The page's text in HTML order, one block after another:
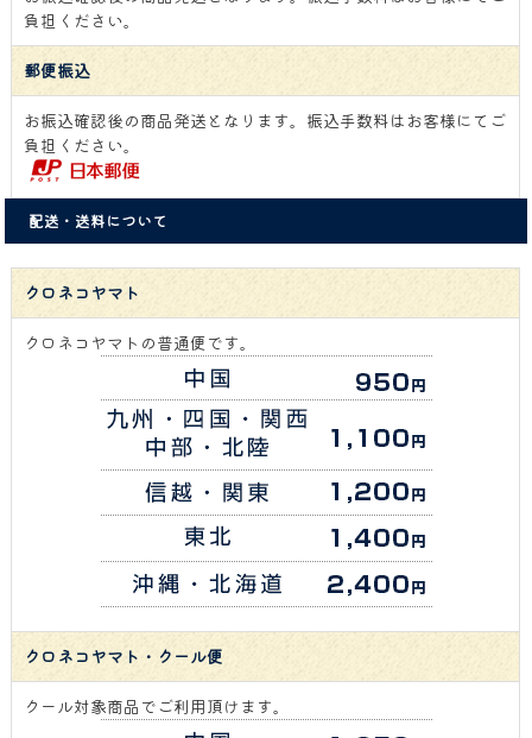
負担ください。
郵便振込
お振込確認後の商品発送となります。振込手数料はお客様にてご
負担ください。
配送・送料について
クロネコヤマト
クロネコヤマトの普通便です。
クロネコヤマト・クール便
クール対象商品でご利用頂けます。